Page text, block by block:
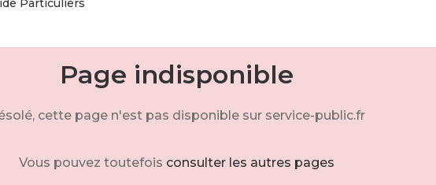
Particuliers
Page indisponible
cette page n'est pas disponible sur service-public.fr
Vous pouvez toutefois consulter les autres pages